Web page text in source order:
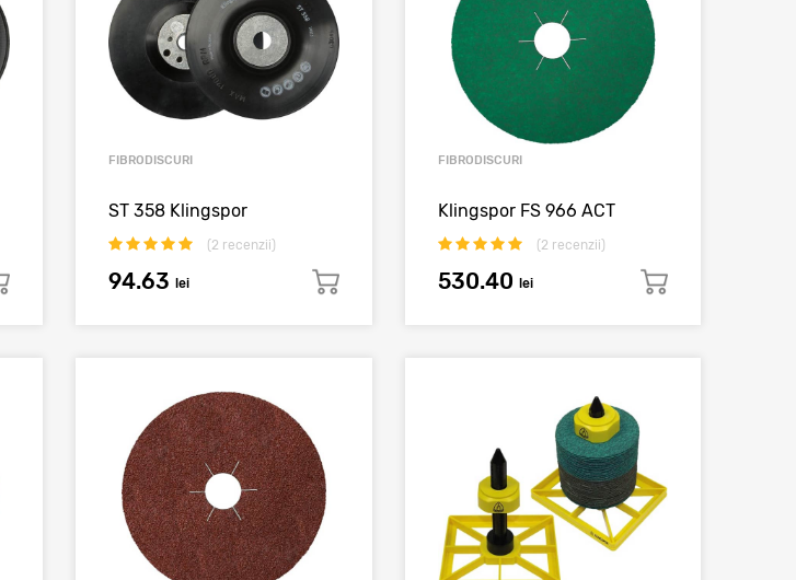
FIBRODISCURI
ST 358 Klingspor
(2 recenzii)
94.63lei
FIBRODISCURI
Klingspor FS 966 ACT
(2 recenzii)
530.40 lei